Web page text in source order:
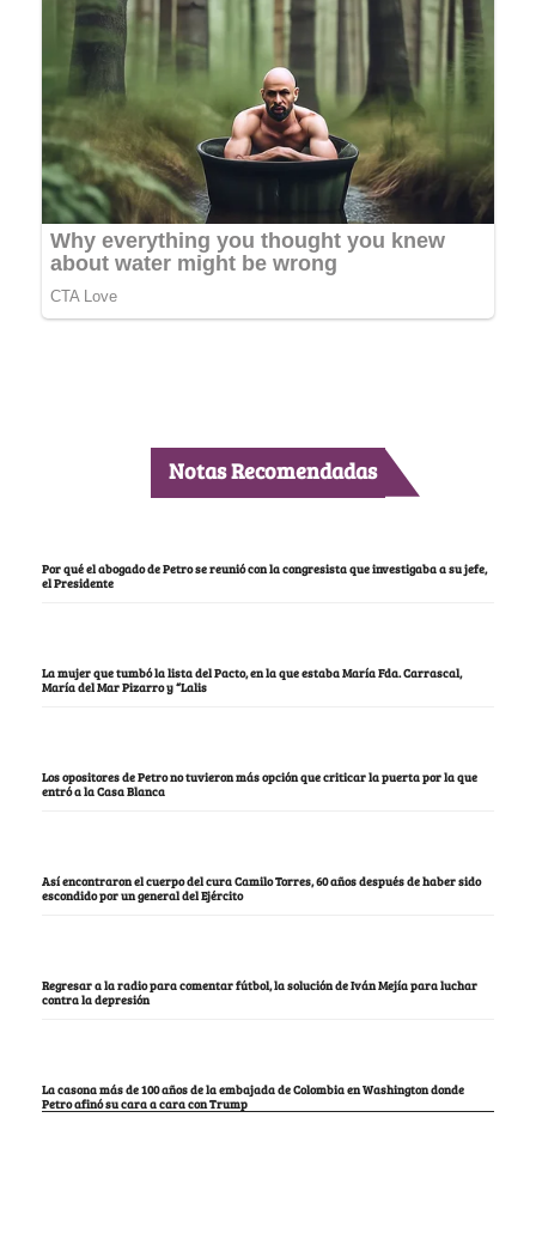
Notas Recomendadas
Por qué el abogado de Petro se reunió con la congresista que investigaba a su jefe,
el Presidente
La mujer que tumbó la lista del Pacto, en la que estaba María Fda. Carrascal,
María del Mar Pizarro y “Lalis
Los opositores de Petro no tuvieron más opción que criticar la puerta por la que
entró a la Casa Blanca
Así encontraron el cuerpo del cura Camilo Torres, 60 años después de haber sido
escondido por un general del Ejército
Regresar a la radio para comentar fútbol, la solución de Iván Mejía para luchar
contra la depresión
La casona más de 100 años de la embajada de Colombia en Washington donde
Petro afinó su cara a cara con Trump